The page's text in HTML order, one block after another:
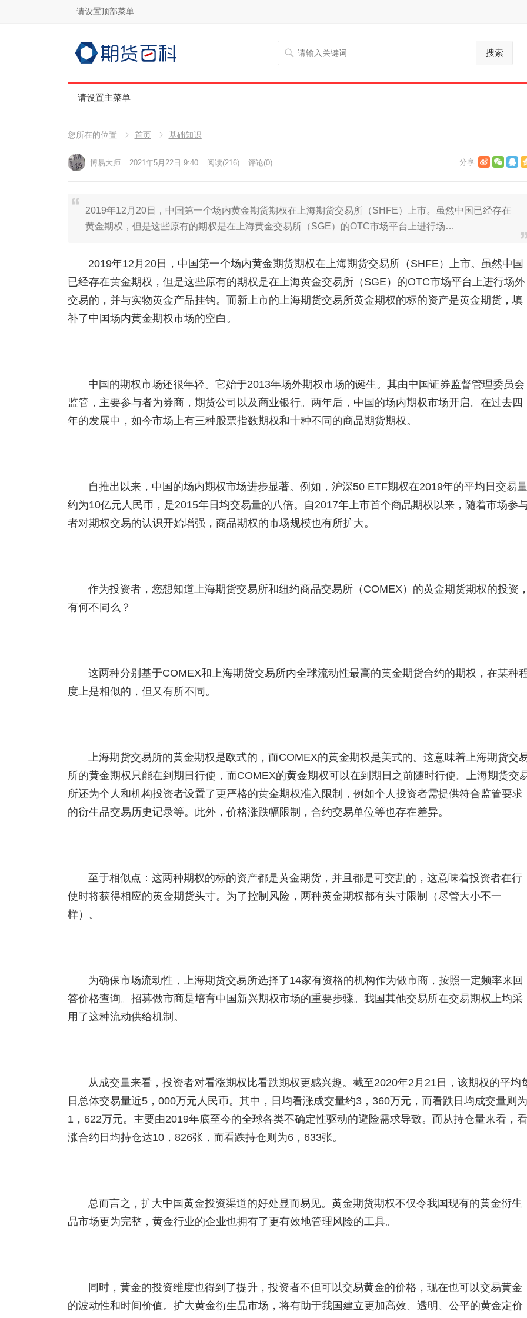
请设置顶部菜单
搜索
请设置主菜单
您所在的位置 首页 基础知识
博易大师 2021年5月22日 9:40 阅读(216) 评论(0)
2019年12月20日，中国第一个场内黄金期货期权在上海期货交易所（SHFE）上市。虽然中国已经存在
黄金期权，但是这些原有的期权是在上海黄金交易所（SGE）的OTC市场平台上进行场…
2019年12月20日，中国第一个场内黄金期货期权在上海期货交易所（SHFE）上市。虽然中国
已经存在黄金期权，但是这些原有的期权是在上海黄金交易所（SGE）的OTC市场平台上进行场外
交易的，并与实物黄金产品挂钩。而新上市的上海期货交易所黄金期权的标的资产是黄金期货，填
补了中国场内黄金期权市场的空白。
中国的期权市场还很年轻。它始于2013年场外期权市场的诞生。其由中国证券监督管理委员会
监管，主要参与者为券商，期货公司以及商业银行。两年后，中国的场内期权市场开启。在过去四
年的发展中，如今市场上有三种股票指数期权和十种不同的商品期货期权。
自推出以来，中国的场内期权市场进步显著。例如，沪深50 ETF期权在2019年的平均日交易量
约为10亿元人民币，是2015年日均交易量的八倍。自2017年上市首个商品期权以来，随着市场参
者对期权交易的认识开始增强，商品期权的市场规模也有所扩大。
作为投资者，您想知道上海期货交易所和纽约商品交易所（COMEX）的黄金期货期权的投资，
有何不同么？
这两种分别基于COMEX和上海期货交易所内全球流动性最高的黄金期货合约的期权，在某种
度上是相似的，但又有所不同。
上海期货交易所的黄金期权是欧式的，而COMEX的黄金期权是美式的。这意味着上海期货交
所的黄金期权只能在到期日行使，而COMEX的黄金期权可以在到期日之前随时行使。上海期货交
所还为个人和机构投资者设置了更严格的黄金期权准入限制，例如个人投资者需提供符合监管要求
的衍生品交易历史记录等。此外，价格涨跌幅限制，合约交易单位等也存在差异。
至于相似点：这两种期权的标的资产都是黄金期货，并且都是可交割的，这意味着投资者在行
使时将获得相应的黄金期货头寸。为了控制风险，两种黄金期权都有头寸限制（尽管大小不一
样）。
为确保市场流动性，上海期货交易所选择了14家有资格的机构作为做市商，按照一定频率来回
答价格查询。招募做市商是培育中国新兴期权市场的重要步骤。我国其他交易所在交易期权上均采
用了这种流动供给机制。
从成交量来看，投资者对看涨期权比看跌期权更感兴趣。截至2020年2月21日，该期权的平均
日总体交易量近5，000万元人民币。其中，日均看涨成交量约3，360万元，而看跌日均成交量则为
1，622万元。主要由2019年底至今的全球各类不确定性驱动的避险需求导致。而从持仓量来看，看
涨合约日均持仓达10，826张，而看跌持仓则为6，633张。
总而言之，扩大中国黄金投资渠道的好处显而易见。黄金期货期权不仅令我国现有的黄金衍生
品市场更为完整，黄金行业的企业也拥有了更有效地管理风险的工具。
同时，黄金的投资维度也得到了提升，投资者不但可以交易黄金的价格，现在也可以交易黄金
的波动性和时间价值。扩大黄金衍生品市场，将有助于我国建立更加高效、透明、公平的黄金定价